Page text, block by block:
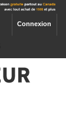
Connexion